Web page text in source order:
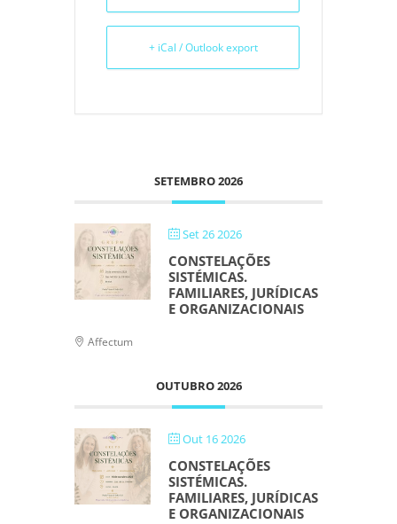
+ iCal / Outlook export
SETEMBRO 2026
Set 26 2026
CONSTELAÇÕES
SISTÉMICAS.
FAMILIARES, JURÍDICAS
E ORGANIZACIONAIS
Affectum
OUTUBRO 2026
Out 16 2026
CONSTELAÇÕES
SISTÉMICAS.
FAMILIARES, JURÍDICAS
E ORGANIZACIONAIS